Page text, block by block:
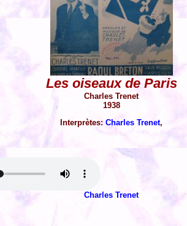
Les oiseaux de Paris
Charles Trenet
1938
Interprètes:Charles Trenet,
Charles Trenet